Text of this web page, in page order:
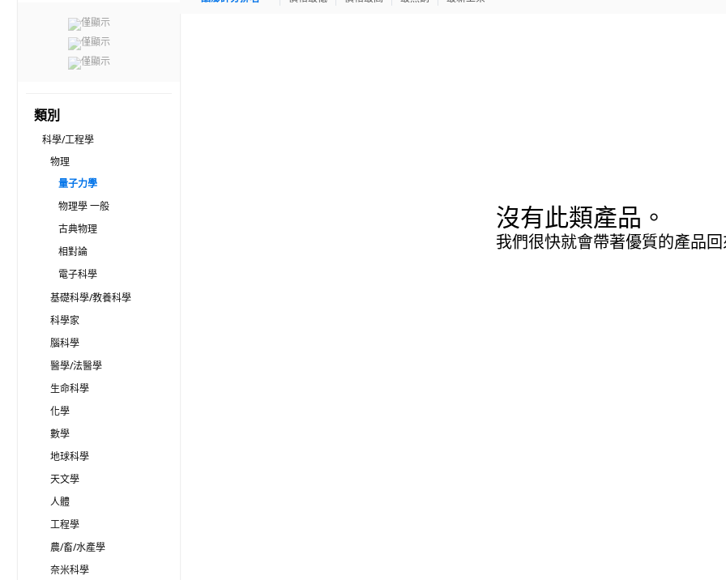
僅顯示
僅顯示
僅顯示
類別
科學/工程學
物理
量子力學
物理學 一般
古典物理
相對論
電子科學
基礎科學/教養科學
科學家
腦科學
醫學/法醫學
生命科學
化學
數學
地球科學
天文學
人體
工程學
農/畜/水產學
奈米科學
沒有此類產品。
我們很快就會帶著優質的產品